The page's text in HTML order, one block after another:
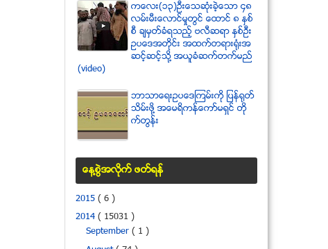
ကေလး(၁၃)ဦးေသဆံုးခဲ့ေသာ ၄၈
လမ္းမီးေလာင္မႈတြင္ ေထာင္ ၈ ႏွစ္
စီ ခ်မွတ္ခံရသည့္ ဗလီဆရာ ႏွစ္ဦး
ဥပေဒအတိုင္း အထက္တရားရံုးအ
ဆင့္ဆင့္သို႔ အယူခံဆက္တက္မည္
(video)
ဘာသာေရးဥပေဒၾကမ္းကို ျပန္ရုတ္
သိမ္းဖို႔ အေမရိကန္ေကာ္မရွင္ တို
က္တြန္း
ေန႔စြဲအလိုက္ ဖတ္ရန္
2015 ( 6 )
2014 ( 15031 )
September( 1 )